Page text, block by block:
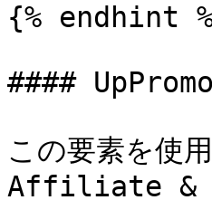
{% endhint
####
この要素を使
Affiliate &